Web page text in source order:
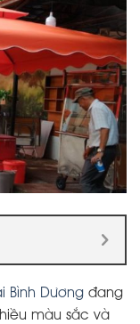
Bình Dương đang
màu sắc và